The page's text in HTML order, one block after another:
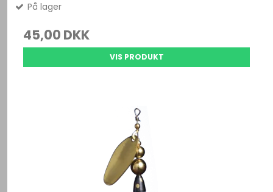
På lager
45,00 DKK
VIS PRODUKT